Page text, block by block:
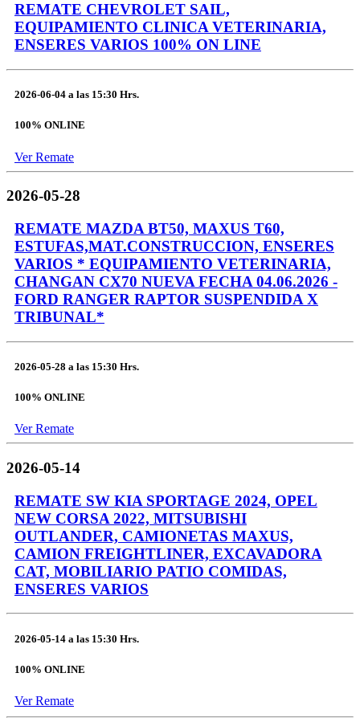
REMATE CHEVROLET SAIL,
EQUIPAMIENTO CLINICA VETERINARIA,
ENSERES VARIOS 100% ON LINE
2026-06-04 a las 15:30 Hrs.
100% ONLINE
Ver Remate
2026-05-28
REMATE MAZDA BT50, MAXUS T60,
ESTUFAS,MAT.CONSTRUCCION, ENSERES
VARIOS * EQUIPAMIENTO VETERINARIA,
CHANGAN CX70 NUEVA FECHA 04.06.2026 -
FORD RANGER RAPTOR SUSPENDIDA X
TRIBUNAL*
2026-05-28 a las 15:30 Hrs.
100% ONLINE
Ver Remate
2026-05-14
REMATE SW KIA SPORTAGE 2024, OPEL
NEW CORSA 2022, MITSUBISHI
OUTLANDER, CAMIONETAS MAXUS,
CAMION FREIGHTLINER, EXCAVADORA
CAT, MOBILIARIO PATIO COMIDAS,
ENSERES VARIOS
2026-05-14 a las 15:30 Hrs.
100% ONLINE
Ver Remate